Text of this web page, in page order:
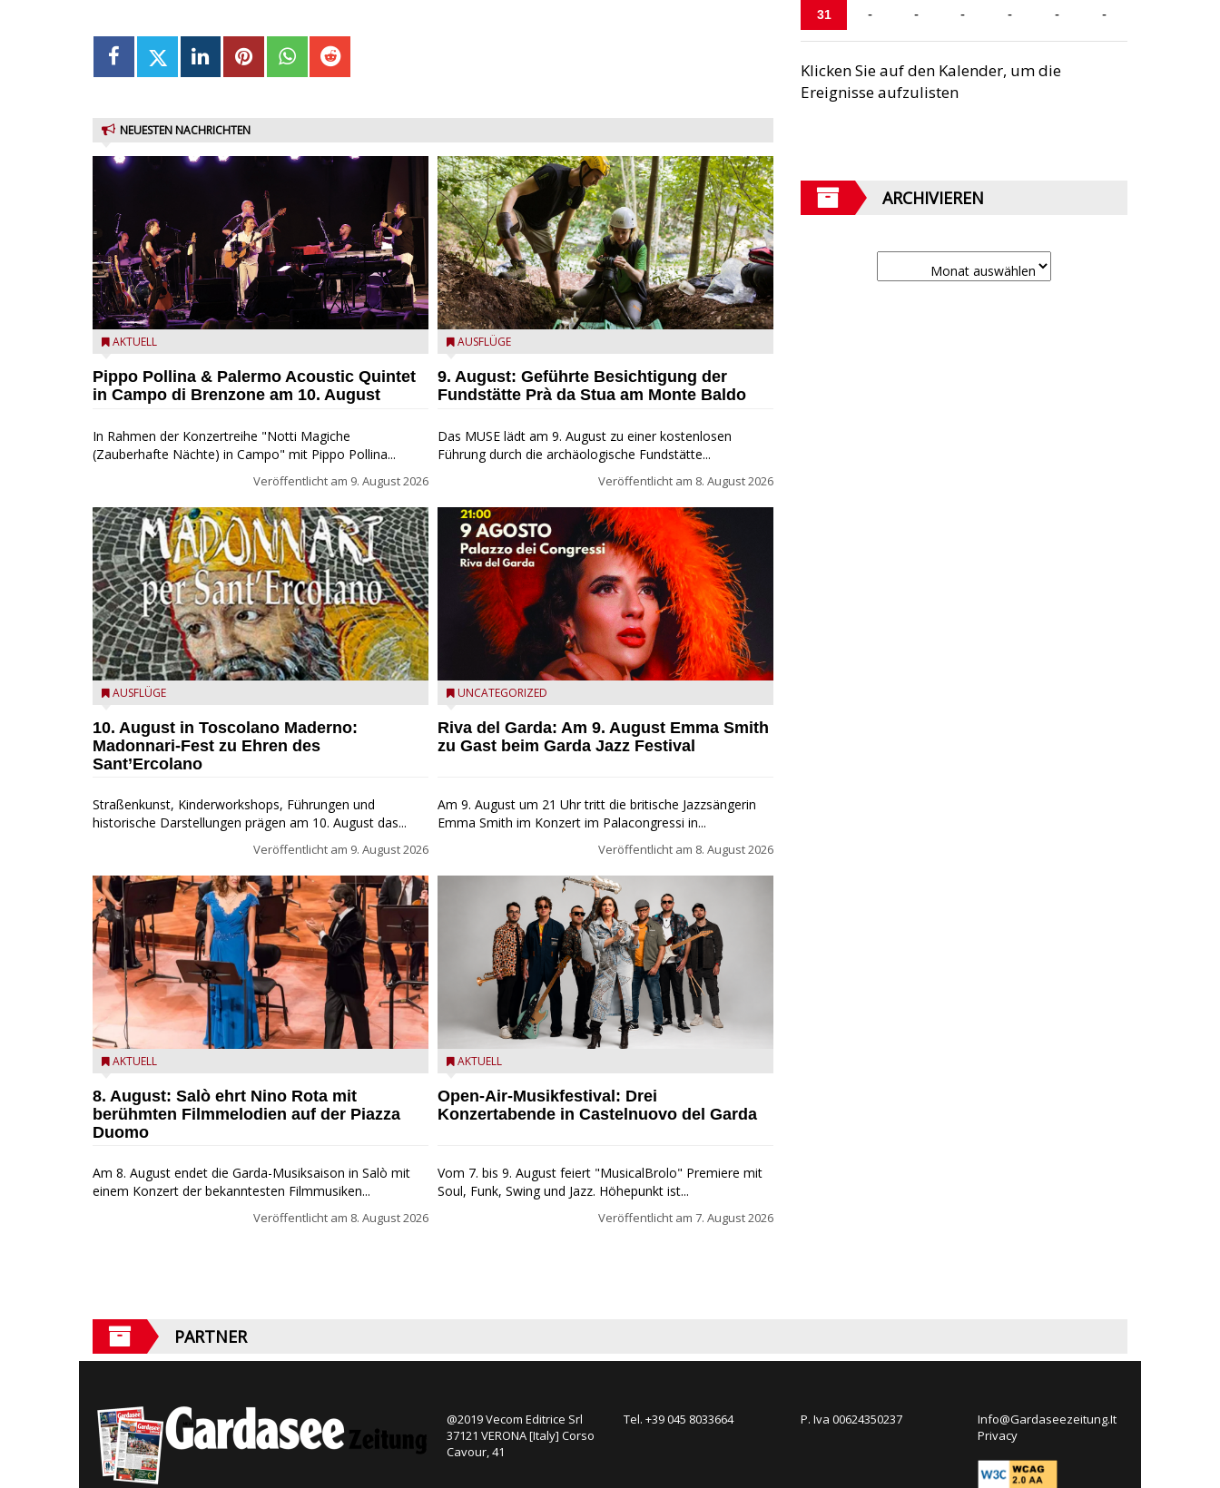
NEUESTEN NACHRICHTEN
Pippo Pollina im Konzert mit dem Palermo Acoustic
AKTUELL
Pippo Pollina & Palermo Acoustic Quintet
in Campo di Brenzone am 10. August
In Rahmen der Konzertreihe "Notti Magiche
(Zauberhafte Nächte) in Campo" mit Pippo Pollina...
Veröffentlicht am 9. August 2026
Toscolano Maderno: "Madonnari per Sant'Ercolano"
AUSFLÜGE
10. August in Toscolano Maderno:
Madonnari-Fest zu Ehren des
Sant’Ercolano
Straßenkunst, Kinderworkshops, Führungen und
historische Darstellungen prägen am 10. August das...
Veröffentlicht am 9. August 2026
Estate Musicale del Garda: Salò ehrt Nino Rota
AKTUELL
8. August: Salò ehrt Nino Rota mit
berühmten Filmmelodien auf der Piazza
Duomo
Am 8. August endet die Garda-Musiksaison in Salò mit
einem Konzert der bekanntesten Filmmusiken...
Veröffentlicht am 8. August 2026
die archäologische Fundstätte Riparo Prà da Stua am
AUSFLÜGE
9. August: Geführte Besichtigung der
Fundstätte Prà da Stua am Monte Baldo
Das MUSE lädt am 9. August zu einer kostenlosen
Führung durch die archäologische Fundstätte...
Veröffentlicht am 8. August 2026
Riva del Garda - Emma Smith zu Gast beim Garda Jazz
UNCATEGORIZED
Riva del Garda: Am 9. August Emma Smith
zu Gast beim Garda Jazz Festival
Am 9. August um 21 Uhr tritt die britische Jazzsängerin
Emma Smith im Konzert im Palacongressi in...
Veröffentlicht am 8. August 2026
Castelnuovo del Garda: Die "Dirotta su Cuba" zu Gast
AKTUELL
Open-Air-Musikfestival: Drei
Konzertabende in Castelnuovo del Garda
Vom 7. bis 9. August feiert "MusicalBrolo" Premiere mit
Soul, Funk, Swing und Jazz. Höhepunkt ist...
Veröffentlicht am 7. August 2026
31 - - - - - -
Klicken Sie auf den Kalender, um die
Ereignisse aufzulisten
ARCHIVIEREN
PARTNER
@2019 Vecom Editrice Srl
37121 VERONA [Italy] Corso
Cavour, 41
Tel. +39 045 8033664 P. Iva 00624350237
Info@Gardaseezeitung.It
Privacy